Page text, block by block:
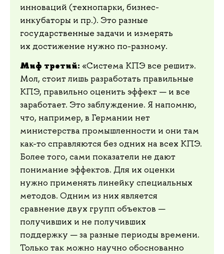
инноваций (технопарки, бизнес-
инкубаторы и пр.). Это разные
государственные задачи и измерять
их достижение нужно по-разному.
Миф третий: «Система КПЭ все решит».
Мол, стоит лишь разработать правильные
КПЭ, правильно оценить эффект — и все
заработает. Это заблуждение. Я напомню,
что, например, в Германии нет
министерства промышленности и они там
как-то справляются без одних на всех КПЭ.
Более того, сами показатели не дают
понимание эффектов. Для их оценки
нужно применять линейку специальных
методов. Одним из них является
сравнение двух групп объектов —
получивших и не получивших
поддержку — за разные периоды времени.
Только так можно научно обоснованно